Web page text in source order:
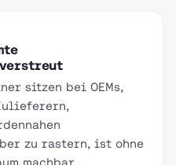
sitzen bei OEMs,
zu rastern, ist ohne
machbar.